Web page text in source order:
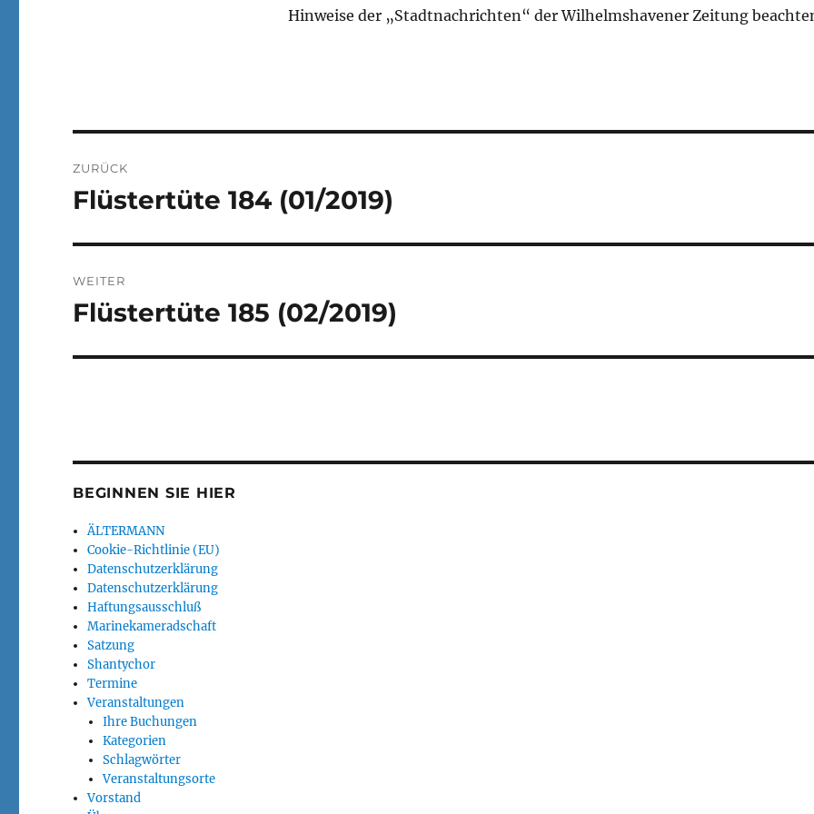
Hinweise der „Stadtnachrichten“ der Wilhelmshavener Zeitung
ZURÜCK
Vorheriger
Flüstertüte 184 (01/2019)
WEITER
Nächster
Flüstertüte 185 (02/2019)
BEGINNEN SIE HIER
ÄLTERMANN
Cookie-Richtlinie (EU)
Datenschutzerklärung
Datenschutzerklärung
Haftungsausschluß
Marinekameradschaft
Satzung
Shantychor
Termine
Veranstaltungen
Ihre Buchungen
Kategorien
Schlagwörter
Veranstaltungsorte
Vorstand